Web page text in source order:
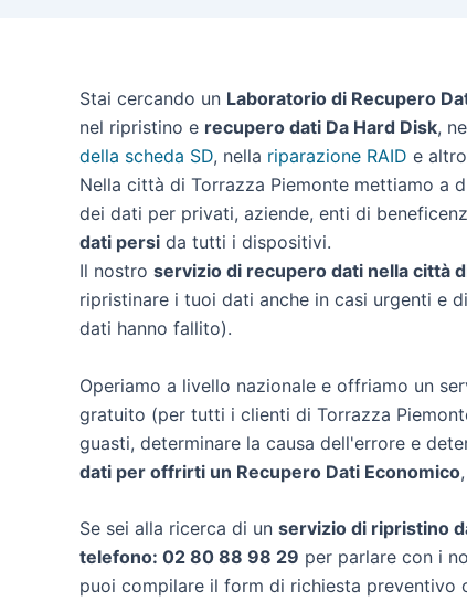
Stai cercando un Laboratorio di Recupero
nel ripristino e recupero dati Da Hard Disk,
della scheda SD, nella riparazione RAID e
Nella città di Torrazza Piemonte mettiamo a
dei dati per privati, aziende, enti di
dati persi da tutti i dispositivi.
Il nostro servizio di recupero dati nella città
ripristinare i tuoi dati anche in casi urgenti e
dati hanno fallito).
Operiamo a livello nazionale e offriamo un
gratuito (per tutti i clienti di Torrazza
guasti, determinare la causa dell'errore e
dati per offrirti un Recupero Dati Economico
Se sei alla ricerca di un servizio di ripristino
telefono: 02 80 88 98 29 per parlare con i
puoi compilare il form di richiesta preventivo